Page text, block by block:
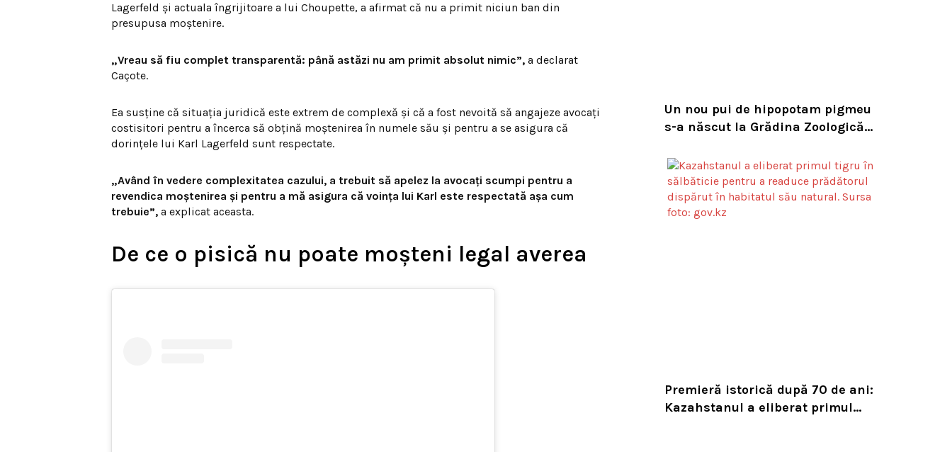
Lagerfeld și actuala îngrijitoare a lui Choupette, a afirmat că nu a primit niciun ban din
presupusa moștenire.
„Vreau să fiu complet transparentă: până astăzi nu am primit absolut nimic”, a declarat
Caçote.
Ea susține că situația juridică este extrem de complexă și că a fost nevoită să angajeze avocați
costisitori pentru a încerca să obțină moștenirea în numele său și pentru a se asigura că
dorințele lui Karl Lagerfeld sunt respectate.
„Având în vedere complexitatea cazului, a trebuit să apelez la avocați scumpi pentru a
revendica moștenirea și pentru a mă asigura că voința lui Karl este respectată așa cum
trebuie”, a explicat aceasta.
De ce o pisică nu poate moșteni legal averea
Un nou pui de hipopotam pigmeu
s-a născut la Grădina Zoologică
dispariție
Premieră istorică după 70 de ani:
Kazahstanul a eliberat primul